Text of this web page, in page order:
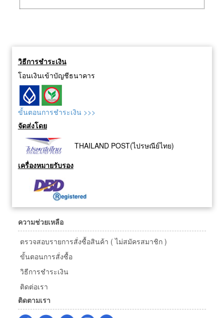
วิธีการชำระเงิน
โอนเงินเข้าบัญชีธนาคาร
ขั้นตอนการชำระเงิน >>>
จัดส่งโดย
THAILAND POST(ไปรษณีย์ไทย)
เครื่องหมายรับรอง
ความช่วยเหลือ
ตรวจสอบรายการสั่งซื้อสินค้า ( ไม่สมัครสมาชิก )
ขั้นตอนการสั่งซื้อ
วิธีการชำระเงิน
ติดต่อเรา
ติดตามเรา